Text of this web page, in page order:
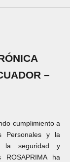
–
cumplimiento a
Personales y la
la seguridad y
ROSAPRIMA ha